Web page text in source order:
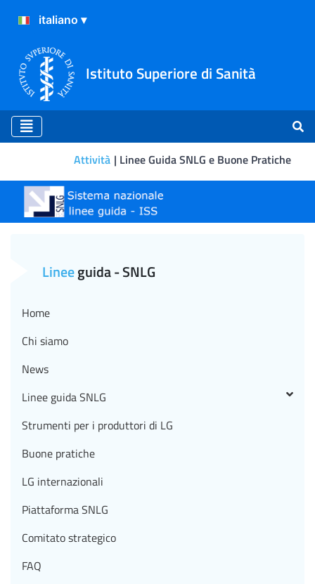
Istituto Superiore di Sanità
Attività Linee Guida SNLG e Buone Pratiche
Trattamento del disturbo
Lineeguida - SNLG
Home
Chi siamo
News
Linee guida SNLG
Strumenti per i produttori di LG
Buone pratiche
LG internazionali
Piattaforma SNLG
Comitato strategico
FAQ